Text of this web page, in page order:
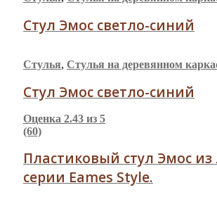
Стул Эмос светло-синий
Стулья, Стулья на деревянном
Стул Эмос светло-синий
Оценка 2.43 из 5
(60)
Пластиковый стул Эмос
серии Eames Style.